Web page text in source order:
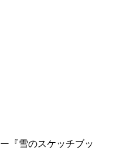
『雪のスケッチブッ